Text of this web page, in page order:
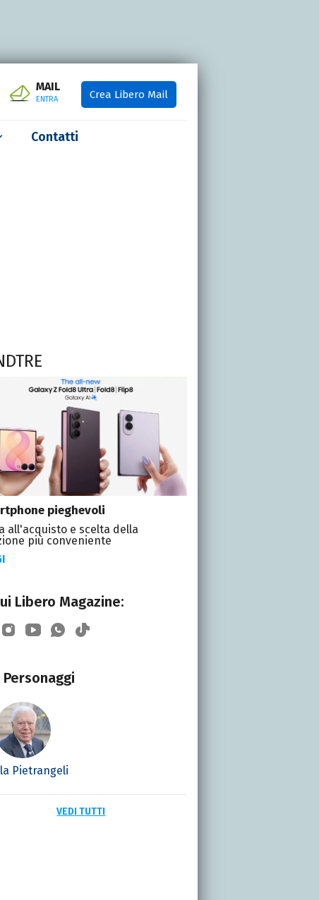
MAIL
ENTRA Crea Libero Mail
Contatti
pieghevoli
all'acquisto e scelta della
più conveniente
Libero Magazine:
Personaggi
Pietrangeli
VEDI TUTTI